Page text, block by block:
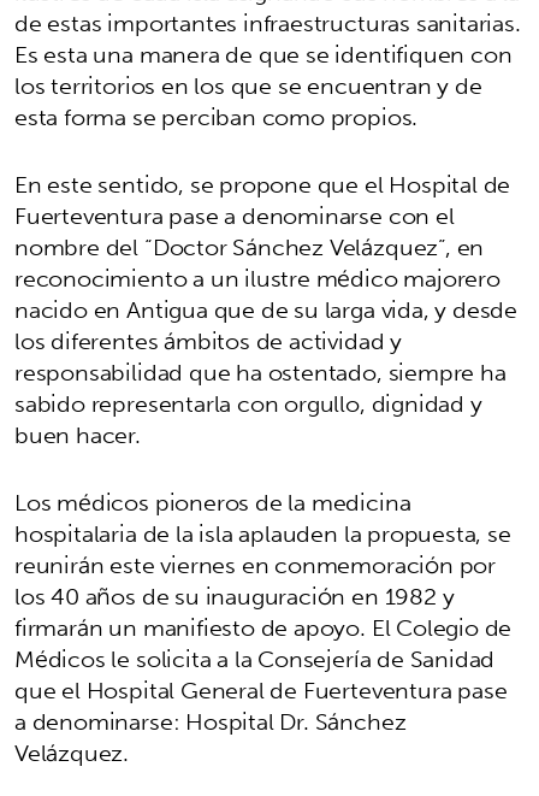
de estas importantes infraestructuras sanitarias.
Es esta una manera de que se identifiquen con
los territorios en los que se encuentran y de
esta forma se perciban como propios.
En este sentido, se propone que el Hospital de
Fuerteventura pase a denominarse con el
nombre del “Doctor Sánchez Velázquez”, en
reconocimiento a un ilustre médico majorero
nacido en Antigua que de su larga vida, y desde
los diferentes ámbitos de actividad y
responsabilidad que ha ostentado, siempre ha
sabido representarla con orgullo, dignidad y
buen hacer.
Los médicos pioneros de la medicina
hospitalaria de la isla aplauden la propuesta, se
reunirán este viernes en conmemoración por
los 40 años de su inauguración en 1982 y
firmarán un manifiesto de apoyo. El Colegio de
Médicos le solicita a la Consejería de Sanidad
que el Hospital General de Fuerteventura pase
a denominarse: Hospital Dr. Sánchez
Velázquez.